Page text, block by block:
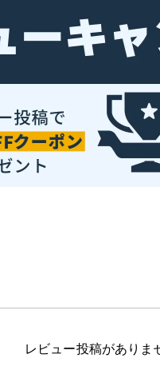
レビュー投稿がありま